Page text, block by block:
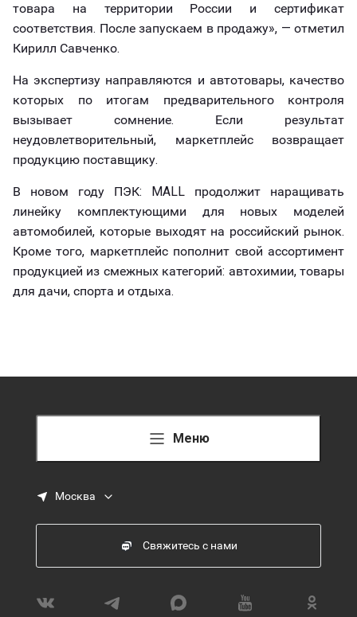
товара на территории России и сертификат
соответствия. После запускаем в продажу», — отметил
Кирилл Савченко.
На экспертизу направляются и автотовары, качество
которых по итогам предварительного контроля
вызывает сомнение. Если результат
неудовлетворительный, маркетплейс возвращает
продукцию поставщику.
В новом году ПЭК: MALL продолжит наращивать
линейку комплектующими для новых моделей
автомобилей, которые выходят на российский рынок.
Кроме того, маркетплейс пополнит свой ассортимент
продукцией из смежных категорий: автохимии, товары
для дачи, спорта и отдыха.
Меню
Москва
Свяжитесь с нами